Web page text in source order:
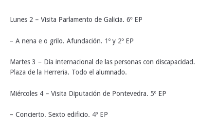
Lunes 2 – Visita Parlamento de Galicia. 6º EP
– A nena e o grilo. Afundación. 1º y 2º EP
Martes 3 – Día internacional de las personas con discapacidad.
Plaza de la Herreria. Todo el alumnado.
Miércoles 4 – Visita Diputación de Pontevedra. 5º EP
– Concierto. Sexto edificio. 4º EP